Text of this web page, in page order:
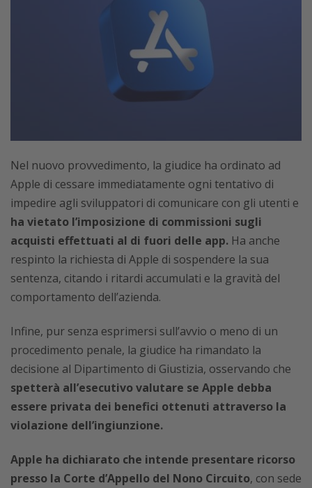
Nel nuovo provvedimento, la giudice ha ordinato ad
Apple di cessare immediatamente ogni tentativo di
impedire agli sviluppatori di comunicare con gli utenti e
ha vietato l’imposizione di commissioni sugli
acquisti effettuati al di fuori delle app. Ha anche
respinto la richiesta di Apple di sospendere la sua
sentenza, citando i ritardi accumulati e la gravità del
comportamento dell’azienda.
Infine, pur senza esprimersi sull’avvio o meno di un
procedimento penale, la giudice ha rimandato la
decisione al Dipartimento di Giustizia, osservando che
spetterà all’esecutivo valutare se Apple debba
essere privata dei benefici ottenuti attraverso la
violazione dell’ingiunzione.
Apple ha dichiarato che intende presentare ricorso
presso la Corte d’Appello del Nono Circuito, con sede